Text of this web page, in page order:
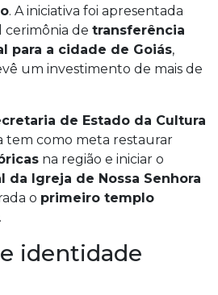
. A iniciativa foi apresentada
cerimônia de transferência
para a cidade de Goiás,
um investimento de mais de
de Estado da Cultura
tem como meta restaurar
na região e iniciar o
Igreja de Nossa Senhora
o primeiro templo
.
identidade